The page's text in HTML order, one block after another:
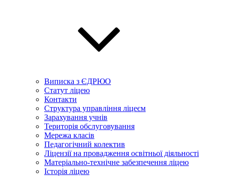
Виписка з ЄДРЮО
Статут ліцею
Контакти
Структура управління ліцеєм
Зарахування учнів
Територія обслуговування
Мережа класів
Педагогічний колектив
Ліцензії на провадження освітньої діяльності
Матеріально-технічне забезпечення ліцею
Історія ліцею